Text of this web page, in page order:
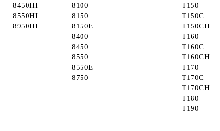
8450HI 8100
T150
8550HI
8150
T150C
8950HI
8150E
T150CH
8400
T160
8450
T160C
8550
T160CH
8550E
T170
8750
T170C
T170CH
T180
T190